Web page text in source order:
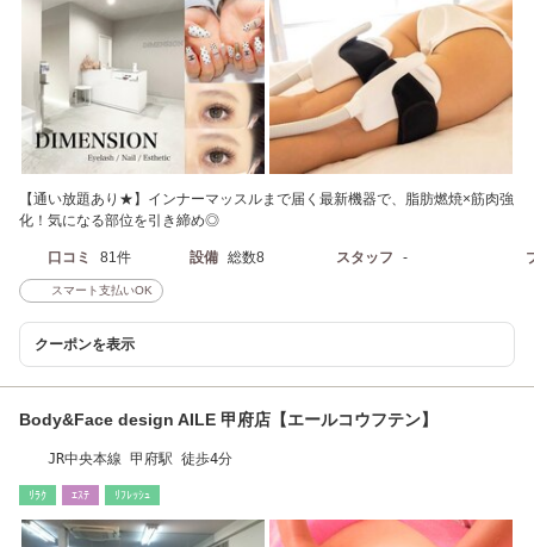
【通い放題あり★】インナーマッスルまで届く最新機器で、脂肪燃焼×筋肉強
化！気になる部位を引き締め◎
口コミ 81件 設備 総数8 スタッフ -
スマート支払いOK
クーポンを表示
Body&Face design AILE 甲府店【エールコウフテン】
JR中央本線 甲府駅 徒歩4分
ﾘﾗｸ ｴｽﾃ ﾘﾌﾚｯｼｭ